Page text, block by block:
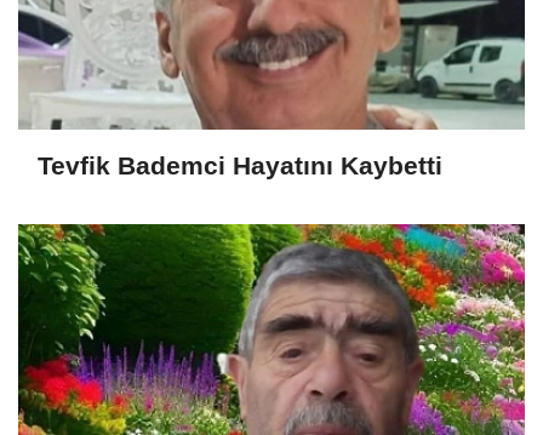
Tevfik Bademci Hayatını Kaybetti